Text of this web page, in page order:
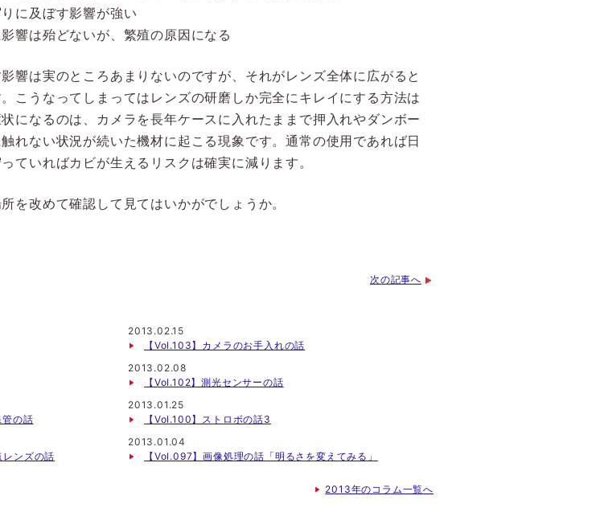
に及ぼす影響が強い
響は殆どないが、繁殖の原因になる
響は実のところあまりないのですが、それがレンズ全体に広がると
こうなってしまってはレンズの研磨しか完全にキレイにする方法は
になるのは、カメラを長年ケースに入れたままで押入れやダンボー
れない状況が続いた機材に起こる現象です。通常の使用であれば日
ていればカビが生えるリスクは確実に減ります。
を改めて確認して見てはいかがでしょうか。
次の記事へ
管の話
レンズの話
2013.02.15
【Vol.103】カメラのお手入れの話
2013.02.08
【Vol.102】測光センサーの話
2013.01.25
【Vol.100】ストロボの話3
2013.01.04
【Vol.097】画像処理の話「明るさを変えてみる」
2013年のコラム一覧へ